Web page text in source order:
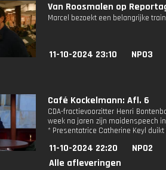
Van Roosmalen op
Marcel bezoekt een belangrijke
11-10-2024 23:10 NPO3
Café Kockelmann: Afl. 6
CDA-fractievoorzitter Henri
week na jaren zijn maidenspeech
* Presentatrice Catherine Keyl
11-10-2024 22:20 NPO2
Alle afleveringen